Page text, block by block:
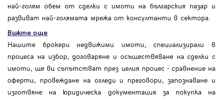
най-голям обем от сделки с имоти на българския пазар и
развиват най-голямата мрежа от консултанти в сектора.
Вижте още
Нашите брокери недвижими имоти, специализирали в
процеса на избор, договаряне и осъществяване на сделки с
имоти, ще ви съпътстват през целия процес - сравнение на
оферти, провеждане на огледи и преговори, запознаване и
изготвяне на юридическа документация за покупка на